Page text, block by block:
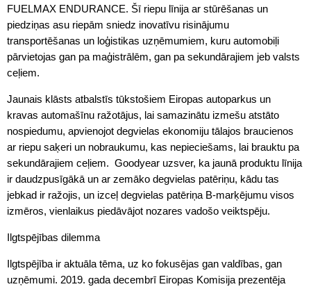
FUELMAX ENDURANCE. Šī riepu līnija ar stūrēšanas un
piedziņas asu riepām sniedz inovatīvu risinājumu
transportēšanas un loģistikas uzņēmumiem, kuru automobiļi
pārvietojas gan pa maģistrālēm, gan pa sekundārajiem jeb valsts
ceļiem.
Jaunais klāsts atbalstīs tūkstošiem Eiropas autoparkus un
kravas automašīnu ražotājus, lai samazinātu izmešu atstāto
nospiedumu, apvienojot degvielas ekonomiju tālajos braucienos
ar riepu saķeri un nobraukumu, kas nepieciešams, lai brauktu pa
sekundārajiem ceļiem. Goodyear uzsver, ka jaunā produktu līnija
ir daudzpusīgākā un ar zemāko degvielas patēriņu, kādu tas
jebkad ir ražojis, un izceļ degvielas patēriņa B-marķējumu visos
izmēros, vienlaikus piedāvājot nozares vadošo veiktspēju.
Ilgtspējības dilemma
Ilgtspējība ir aktuāla tēma, uz ko fokusējas gan valdības, gan
uzņēmumi. 2019. gada decembrī Eiropas Komisija prezentēja